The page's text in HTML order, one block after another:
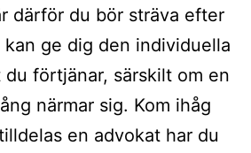
därför du bör sträva efter
ge dig den individuella
du förtjänar, särskilt om en
närmar sig. Kom ihåg
en advokat har du